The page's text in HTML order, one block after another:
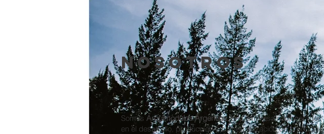
Nosotros
SomosArquimodulos Argentina, una empresa nacional líder
en el desarrollo, producción y comercialización de productos